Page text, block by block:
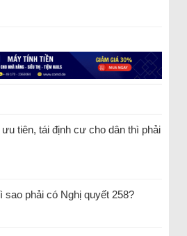
tiên, tái định cư cho dân thì phải
sao phải có Nghị quyết 258?